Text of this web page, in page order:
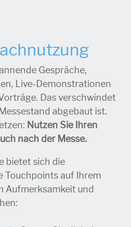
Gespräche,
Live-Demonstrationen
Das verschwindet
abgebaut ist.
Nutzen Sie Ihren
nach der Messe.
bietet sich die
Touchpoints auf Ihrem
Aufmerksamkeit und